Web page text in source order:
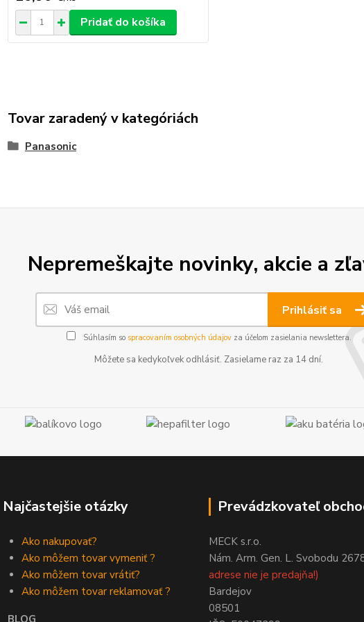
Pridať do košíka
Tovar zaradený v kategóriách
Panasonic
Nepremeškajte novinky, akcie a
Prihlásiť sa
Súhlasím so spracovaním osobných údajovza účelom zasielania newslettera.
Môžete sa kedykoľvek odhlásiť. Zasielame raz za 14 dní.
Najčastejšie otázky
Ako nakupovať?
Ako môžem tovar vymeniť ?
Ako môžem tovar vrátiť?
Ako môžem tovar reklamovať ?
BLOG
Prevádzkovateľ
MECK s.r.o.
Nám. Arm. Gen. L. Svobodu
adrese nie je predajňa!)
Bardejov
08501